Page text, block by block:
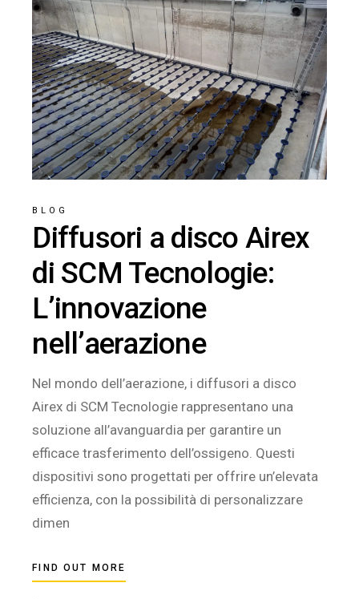
BLOG
Diffusori a disco Airex
di SCM Tecnologie:
L’innovazione
nell’aerazione
Nel mondo dell’aerazione, i diffusori a disco
Airex di SCM Tecnologie rappresentano una
soluzione all’avanguardia per garantire un
efficace trasferimento dell’ossigeno. Questi
dispositivi sono progettati per offrire un’elevata
efficienza, con la possibilità di personalizzare
dimen
FIND OUT MORE